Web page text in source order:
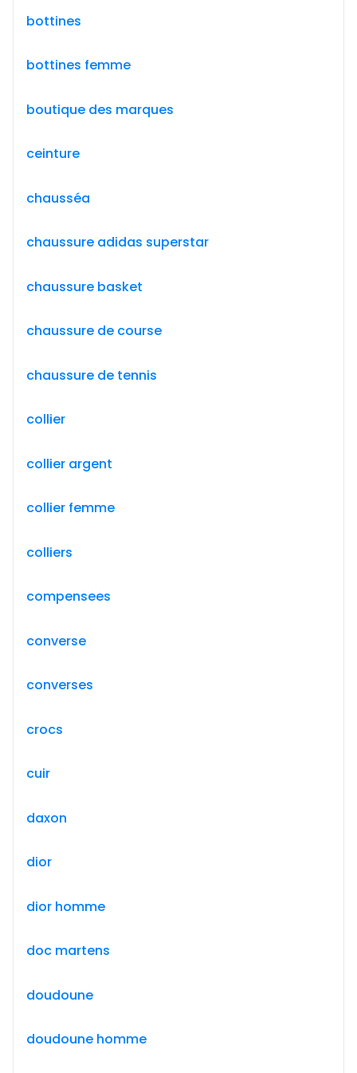
bottines
bottines femme
boutique des marques
ceinture
chausséa
chaussure adidas superstar
chaussure basket
chaussure de course
chaussure de tennis
collier
collier argent
collier femme
colliers
compensees
converse
converses
crocs
cuir
daxon
dior
dior homme
doc martens
doudoune
doudoune homme